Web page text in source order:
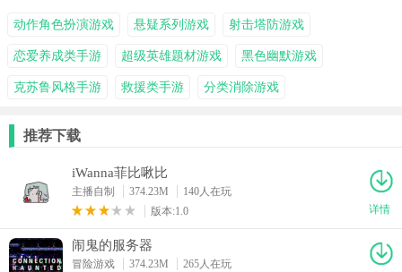
动作角色扮演游戏 悬疑系列游戏 射击塔防游戏
恋爱养成类手游 超级英雄题材游戏 黑色幽默游戏
克苏鲁风格手游 救援类手游 分类消除游戏
推荐下载
iWanna菲比啾比
主播自制 374.23M
140人在玩
版本:1.0
详情
闹鬼的服务器
冒险游戏 374.23M
265人在玩